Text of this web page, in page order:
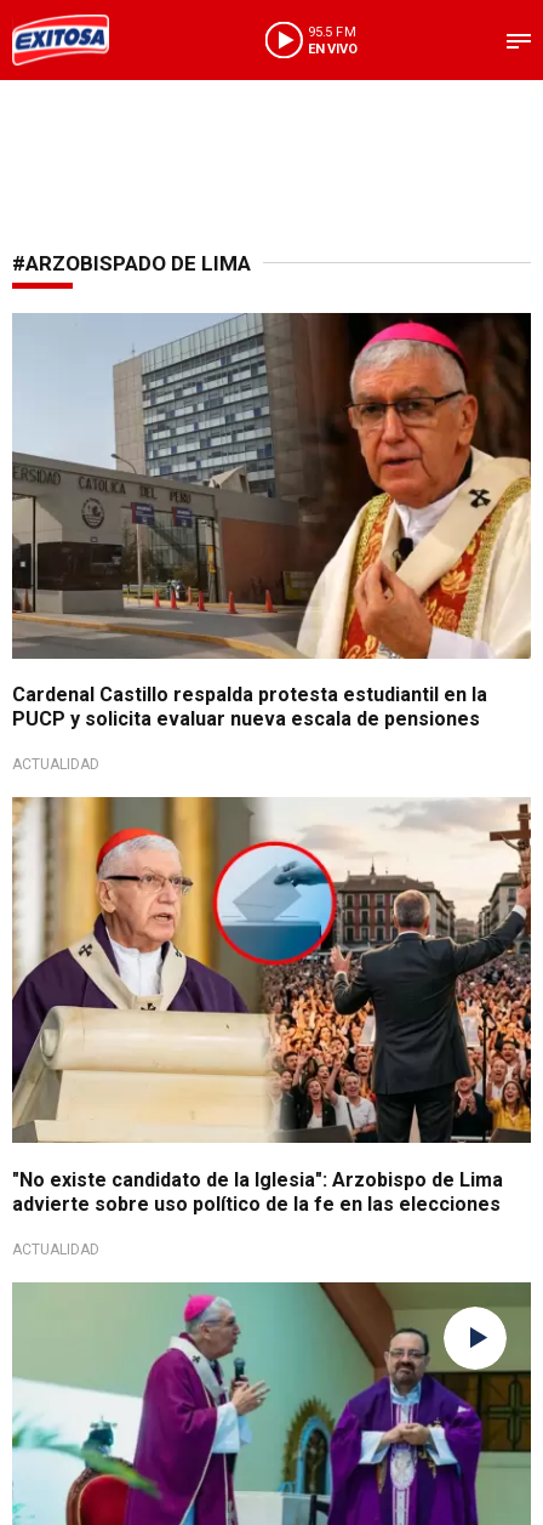
95.5 FM
EN VIVO
#ARZOBISPADO DE LIMA
Cardenal Castillo respalda protesta estudiantil en la
PUCP y solicita evaluar nueva escala de pensiones
ACTUALIDAD
"No existe candidato de la Iglesia": Arzobispo de Lima
advierte sobre uso político de la fe en las elecciones
ACTUALIDAD
¡Afirman haber tomado medidas!